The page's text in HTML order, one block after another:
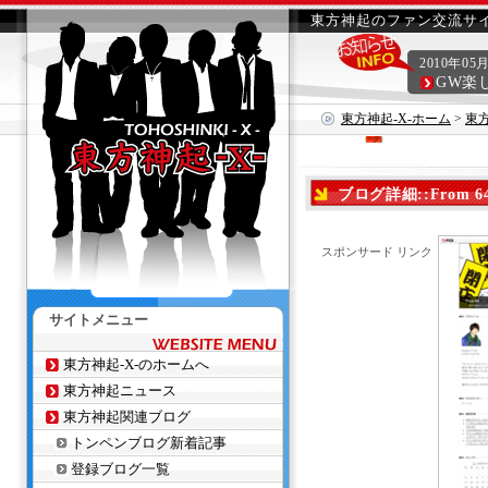
東方神起のファン交流サ
東方神起-X-ホーム > 東
2010年05
GW楽
ブログ詳細::From
スポンサード リンク
サイトメニュー
東方神起-X-のホームへ
東方神起ニュース
東方神起関連ブログ
トンペンブログ新着記事
登録ブログ一覧